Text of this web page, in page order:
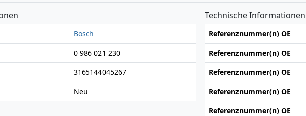
Bosch
0 986 021 230
3165144045267
Neu
Technische Informationen
Referenznummer(n) OE
Referenznummer(n) OE
Referenznummer(n) OE
Referenznummer(n) OE
Referenznummer(n) OE